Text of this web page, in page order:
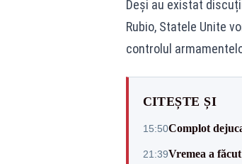
Deși au existat
Rubio, Statele Unite
controlul
CITEȘTE ȘI
15:50Complot
21:39Vremea a